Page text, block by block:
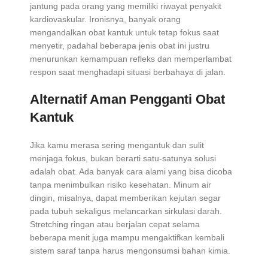
jantung pada orang yang memiliki riwayat penyakit
kardiovaskular. Ironisnya, banyak orang
mengandalkan obat kantuk untuk tetap fokus saat
menyetir, padahal beberapa jenis obat ini justru
menurunkan kemampuan refleks dan memperlambat
respon saat menghadapi situasi berbahaya di jalan.
Alternatif Aman Pengganti Obat
Kantuk
Jika kamu merasa sering mengantuk dan sulit
menjaga fokus, bukan berarti satu-satunya solusi
adalah obat. Ada banyak cara alami yang bisa dicoba
tanpa menimbulkan risiko kesehatan. Minum air
dingin, misalnya, dapat memberikan kejutan segar
pada tubuh sekaligus melancarkan sirkulasi darah.
Stretching ringan atau berjalan cepat selama
beberapa menit juga mampu mengaktifkan kembali
sistem saraf tanpa harus mengonsumsi bahan kimia.